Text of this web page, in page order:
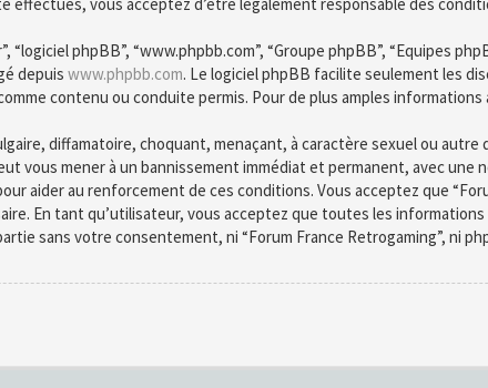
“logiciel phpBB”, “www.phpbb.com”, “Groupe phpBB”, “Equipes
depuis www.phpbb.com. Le logiciel phpBB facilite seulement les
contenu ou conduite permis. Pour de plus amples
diffamatoire, choquant, menaçant, à caractère sexuel ou
vous mener à un bannissement immédiat et permanent, avec
aider au renforcement de ces conditions. Vous acceptez que
En tant qu’utilisateur, vous acceptez que toutes les
sans votre consentement, ni “Forum France Retrogaming”, ni